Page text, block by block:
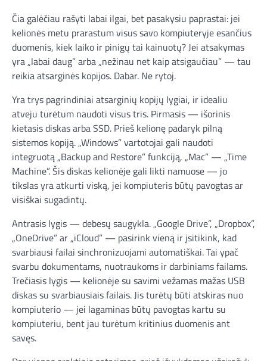
Čia galėčiau rašyti labai ilgai, bet pasakysiu paprastai: jei
kelionės metu prarastum visus savo kompiuteryje esančius
duomenis, kiek laiko ir pinigų tai kainuotų? Jei atsakymas
yra „labai daug” arba „nežinau net kaip atsigaučiau” — tau
reikia atsarginės kopijos. Dabar. Ne rytoj.
Yra trys pagrindiniai atsarginių kopijų lygiai, ir idealiu
atveju turėtum naudoti visus tris. Pirmasis — išorinis
kietasis diskas arba SSD. Prieš kelionę padaryk pilną
sistemos kopiją. „Windows” vartotojai gali naudoti
integruotą „Backup and Restore” funkciją, „Mac” — „Time
Machine”. Šis diskas kelionėje gali likti namuose — jo
tikslas yra atkurti viską, jei kompiuteris būtų pavogtas ar
visiškai sugadintų.
Antrasis lygis — debesų saugykla. „Google Drive”, „Dropbox”,
„OneDrive” ar „iCloud” — pasirink vieną ir įsitikink, kad
svarbiausi failai sinchronizuojami automatiškai. Tai ypač
svarbu dokumentams, nuotraukoms ir darbiniams failams.
Trečiasis lygis — kelionėje su savimi vežamas mažas USB
diskas su svarbiausiais failais. Jis turėtų būti atskiras nuo
kompiuterio — jei lagaminas būtų pavogtas kartu su
kompiuteriu, bent jau turėtum kritinius duomenis ant
savęs.